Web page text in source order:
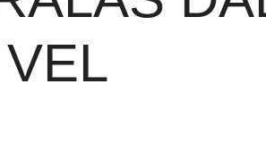
VEL